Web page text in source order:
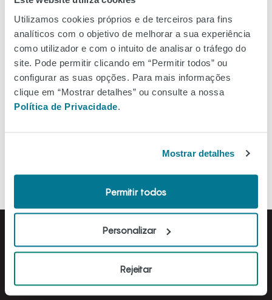
Utilizamos cookies próprios e de terceiros para fins
analíticos com o objetivo de melhorar a sua experiência
como utilizador e com o intuito de analisar o tráfego do
site. Pode permitir clicando em “Permitir todos” ou
configurar as suas opções. Para mais informações
clique em “Mostrar detalhes” ou consulte a nossa
Política de Privacidade
Mostrar detalhes
Permitir todos
Personalizar
Rejeitar
Filtros